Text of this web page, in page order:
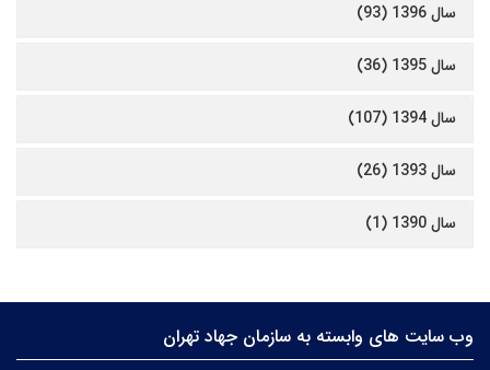
سال 1396 (93)
سال 1395 (36)
سال 1394 (107)
سال 1393 (26)
سال 1390 (1)
وب سایت های وابسته به سازمان جهاد تهران